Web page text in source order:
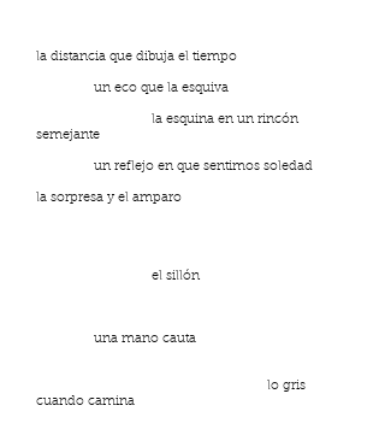
la distancia que dibuja el tiempo
un eco que la esquiva
la esquina en un rincón
semejante
un reflejo en que sentimos soledad
la sorpresa y el amparo
el sillón
una mano cauta
lo gris
cuando camina